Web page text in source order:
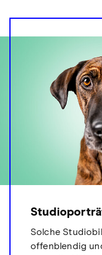
Solche
offenblendig